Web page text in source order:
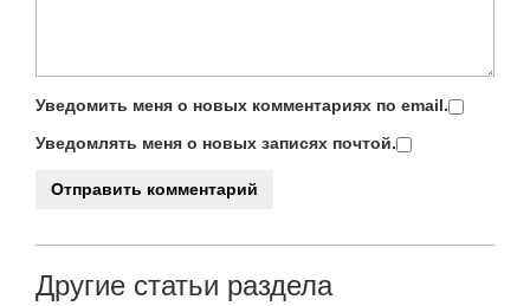
Уведомить меня о новых комментариях по email.
Уведомлять меня о новых записях почтой.
Другие статьи раздела